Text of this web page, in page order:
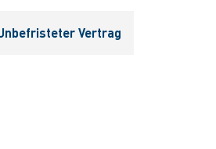
Vertrag